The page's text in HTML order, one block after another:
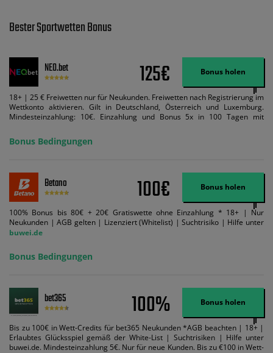
Bester Sportwetten Bonus
NEO.bet 125€ Bonus holen
18+ | 25 € Freiwetten nur für Neukunden. Freiwetten nach Registrierung im
Wettkonto aktivieren. Gilt in Deutschland, Österreich und Luxemburg.
Mindesteinzahlung: 10€. Einzahlung und Bonus 5x in 100 Tagen mit
Bedingungen können geändert werden. AGB gelten. Lizenziert; Hilfe bei
Suchtrisiken: buwei.de.
Bonus Bedingungen
Betano 100€ Bonus holen
100% Bonus bis 80€ + 20€ Gratiswette ohne Einzahlung * 18+ | Nur
Neukunden | AGB gelten | Lizenziert (Whitelist) | Suchtrisiko | Hilfe unter
buwei.de
Bonus Bedingungen
bet365 100% Bonus holen
Bis zu 100€ in Wett-Credits für bet365 Neukunden *AGB beachten | 18+ |
Erlaubtes Glücksspiel gemäß der White-List | Suchtrisiken | Hilfe unter
buwei.de. Mindesteinzahlung 5€. Nur für neue Kunden. Bis zu €100 in Wett-